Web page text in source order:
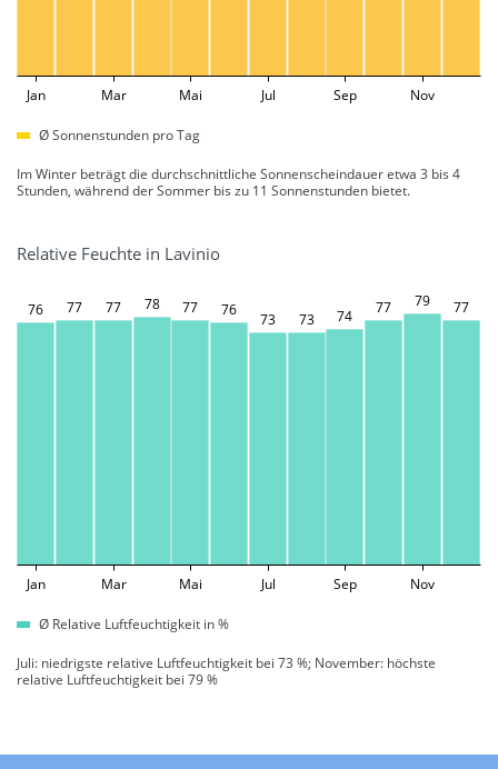
Jan Mar Mai Jul Sep Nov
Ø Sonnenstunden pro Tag
Im Winter beträgt die durchschnittliche Sonnenscheindauer etwa 3 bis 4
Stunden, während der Sommer bis zu 11 Sonnenstunden bietet.
Relative Feuchte in Lavinio
76 77 77 78 77 76
73 73 74 77 79 77
Jan Mar Mai Jul Sep Nov
Ø Relative Luftfeuchtigkeit in %
Juli: niedrigste relative Luftfeuchtigkeit bei 73 %; November: höchste
relative Luftfeuchtigkeit bei 79 %